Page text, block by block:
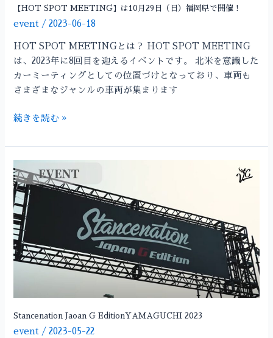
【HOT SPOT MEETING】は10月29日（日）福岡県で開催！
event /2023-06-18
HOT SPOT MEETINGとは？ HOT SPOT MEETING
は、2023年に8回目を迎えるイベントです。 北米を意識した
カーミーティングとしての位置づけとなっており、車両も
さまざまなジャンルの車両が集まります
岡
県
開
催！
続きを読む »
Stancenation Jaoan G EditionYAMAGUCHI 2023
event /2023-05-22
Stancenation
Jaoan
G
EditionYAMAGUCHI
2023